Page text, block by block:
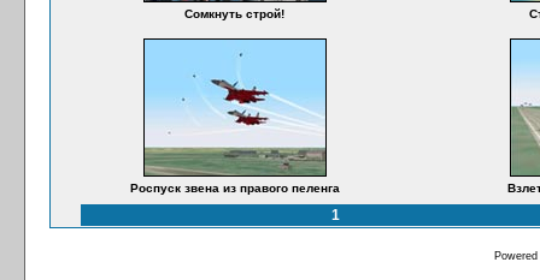
Сомкнуть строй!
Роспуск звена из правого пеленга
1